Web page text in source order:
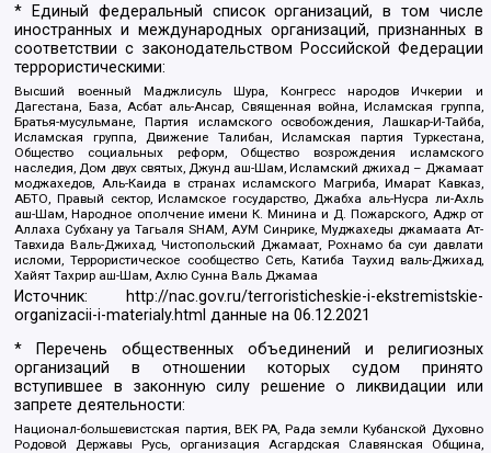
* Единый федеральный список организаций, в том числе
иностранных и международных организаций, признанных в
соответствии с законодательством Российской Федерации
террористическими:
Высший военный Маджлисуль Шура, Конгресс народов Ичкерии и
Дагестана, База, Асбат аль-Ансар, Священная война, Исламская группа,
Братья-мусульмане, Партия исламского освобождения, Лашкар-И-Тайба,
Исламская группа, Движение Талибан, Исламская партия Туркестана,
Общество социальных реформ, Общество возрождения исламского
наследия, Дом двух святых, Джунд аш-Шам, Исламский джихад – Джамаат
моджахедов, Аль-Каида в странах исламского Магриба, Имарат Кавказ,
АБТО, Правый сектор, Исламское государство, Джабха аль-Нусра ли-Ахль
аш-Шам, Народное ополчение имени К. Минина и Д. Пожарского, Аджр от
Аллаха Субхану уа Тагьаля SHAM, АУМ Синрике, Муджахеды джамаата Ат-
Тавхида Валь-Джихад, Чистопольский Джамаат, Рохнамо ба суи давлати
исломи, Террористическое сообщество Сеть, Катиба Таухид валь-Джихад,
Хайят Тахрир аш-Шам, Ахлю Сунна Валь Джамаа
Источник:
http://nac.gov.ru/terroristicheskie-i-ekstremistskie-
organizacii-i-materialy.html данные на06.12.2021
* Перечень общественных объединений и религиозных
организаций в отношении которых судом принято
вступившее в законную силу решение о ликвидации или
запрете деятельности:
Национал-большевистская партия, ВЕК РА, Рада земли Кубанской Духовно
Родовой Державы Русь, организация Асгардская Славянская Община,